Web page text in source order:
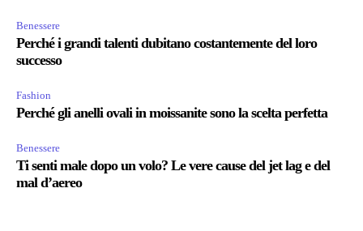
Benessere
Perché i grandi talenti dubitano costantemente del loro
successo
Fashion
Perché gli anelli ovali in moissanite sono la scelta perfetta
Benessere
Ti senti male dopo un volo? Le vere cause del jet lag e del
mal d’aereo